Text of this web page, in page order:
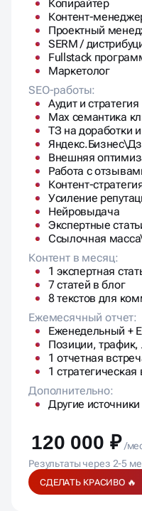
Контент-менеджер
Проектный
SERM /
Fullstack
Маркетолог
SEO-работы:
Аудит и стратегия
Max семантика
ТЗ на доработки и
Внешняя
Работа с
Контент-
Усиление
Нейровыдача
Экспертные статьи
Ссылочная
1 экспертная
7 статей в блог
8 текстов для
Ежемесячный отчет:
Еженедельный +
Позиции, трафик,
1 отчетная
1 стратегическая
Другие
120 000 ₽